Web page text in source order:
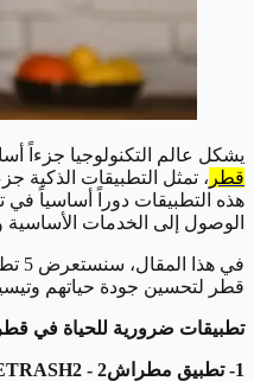
يشكل عالم التكنولوجيا جزءاً
قطر ، تمثل التطبيقات الذكية
هذه التطبيقات دوراً أساسياً في
الوصول إلى الخدمات الأساسية
في
قطر لتحسين جودة حياتهم
تطبيقات ضرورية للحياة في
1- تطبيق مطراش2 - METRASH2